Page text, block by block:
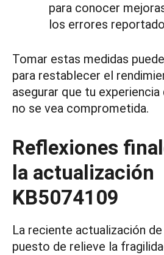
para conocer
los errores
Tomar estas medidas
para restablecer el
asegurar que tu
no se vea comprometida.
Reflexiones
la actualización
KB5074109
La reciente actualización
puesto de relieve la